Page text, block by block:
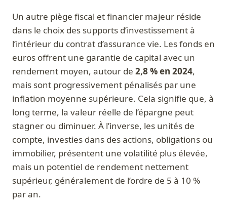
Un autre piège fiscal et financier majeur réside
dans le choix des supports d’investissement à
l’intérieur du contrat d’assurance vie. Les fonds en
euros offrent une garantie de capital avec un
rendement moyen, autour de 2,8 % en 2024,
mais sont progressivement pénalisés par une
inflation moyenne supérieure. Cela signifie que, à
long terme, la valeur réelle de l’épargne peut
stagner ou diminuer. À l’inverse, les unités de
compte, investies dans des actions, obligations ou
immobilier, présentent une volatilité plus élevée,
mais un potentiel de rendement nettement
supérieur, généralement de l’ordre de 5 à 10 %
par an.